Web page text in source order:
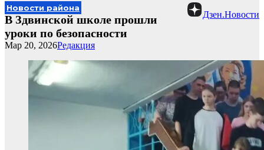
Дзен.Новости
Новости района
В Здвинской школе прошли
уроки по безопасности
Редакция
Мар 20, 2026